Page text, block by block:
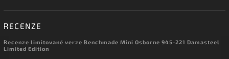
RECENZE
Recenze limitované verze Benchmade Mini Osborne 945-221 Damasteel
Limited Edition